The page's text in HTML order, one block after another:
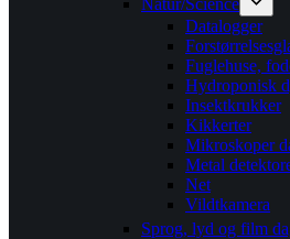
Natur/Science
Datalogger
Fuglehuse,
Hydroponisk
Insektkrukker
Kikkerter
Mikroskoper
Metal
Net
Vildtkamera
Sprog, lyd og film